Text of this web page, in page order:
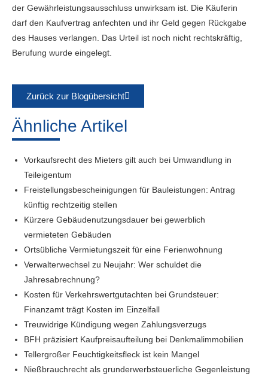
Ähnliche Artikel
Vorkaufsrecht des Mieters gilt auch bei Umwandlung in
Teileigentum
Freistellungsbescheinigungen für Bauleistungen: Antrag
künftig rechtzeitig stellen
Kürzere Gebäudenutzungsdauer bei gewerblich
vermieteten Gebäuden
Ortsübliche Vermietungszeit für eine Ferienwohnung
Verwalterwechsel zu Neujahr: Wer schuldet die
Jahresabrechnung?
Kosten für Verkehrswertgutachten bei Grundsteuer:
Finanzamt trägt Kosten im Einzelfall
Treuwidrige Kündigung wegen Zahlungsverzugs
BFH präzisiert Kaufpreisaufteilung bei Denkmalimmobilien
Tellergroßer Feuchtigkeitsfleck ist kein Mangel
Nießbrauchrecht als grunderwerbsteuerliche Gegenleistung
der Gewährleistungsausschluss unwirksam ist. Die Käuferin
darf den Kaufvertrag anfechten und ihr Geld gegen Rückgabe
des Hauses verlangen. Das Urteil ist noch nicht rechtskräftig,
Berufung wurde eingelegt.
Zurück zur Blogübersicht